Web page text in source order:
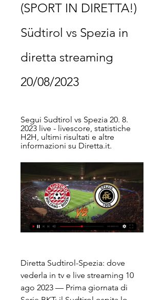
(SPORT IN DIRETTA!)
Südtirol vs Spezia in
diretta streaming
20/08/2023
Segui Sudtirol vs Spezia 20. 8.
2023 live - livescore, statistiche
H2H, ultimi risultati e altre
informazioni su Diretta.it.
Diretta Sudtirol-Spezia: dove
vederla in tv e live streaming 10
ago 2023 — Prima giornata di